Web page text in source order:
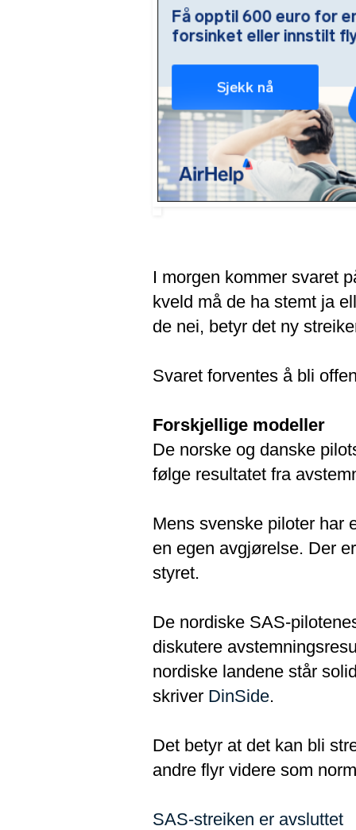
I morgen kommer svaret
kveld må de ha stemt ja
de nei, betyr det ny
Svaret forventes å bli
Forskjellige modeller
De norske og danske
følge resultatet fra
Mens svenske piloter har
en egen avgjørelse. Der
styret.
De nordiske SAS-
diskutere
nordiske landene står
skriver DinSide.
Det betyr at det kan bli
andre flyr videre som
SAS-streiken er avsluttet